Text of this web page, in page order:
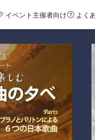
イベント主催者向け よく